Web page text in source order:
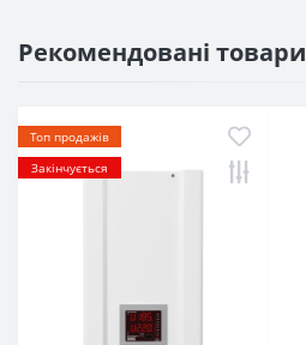
Рекомендовані товари
Топ продажів
Закінчується